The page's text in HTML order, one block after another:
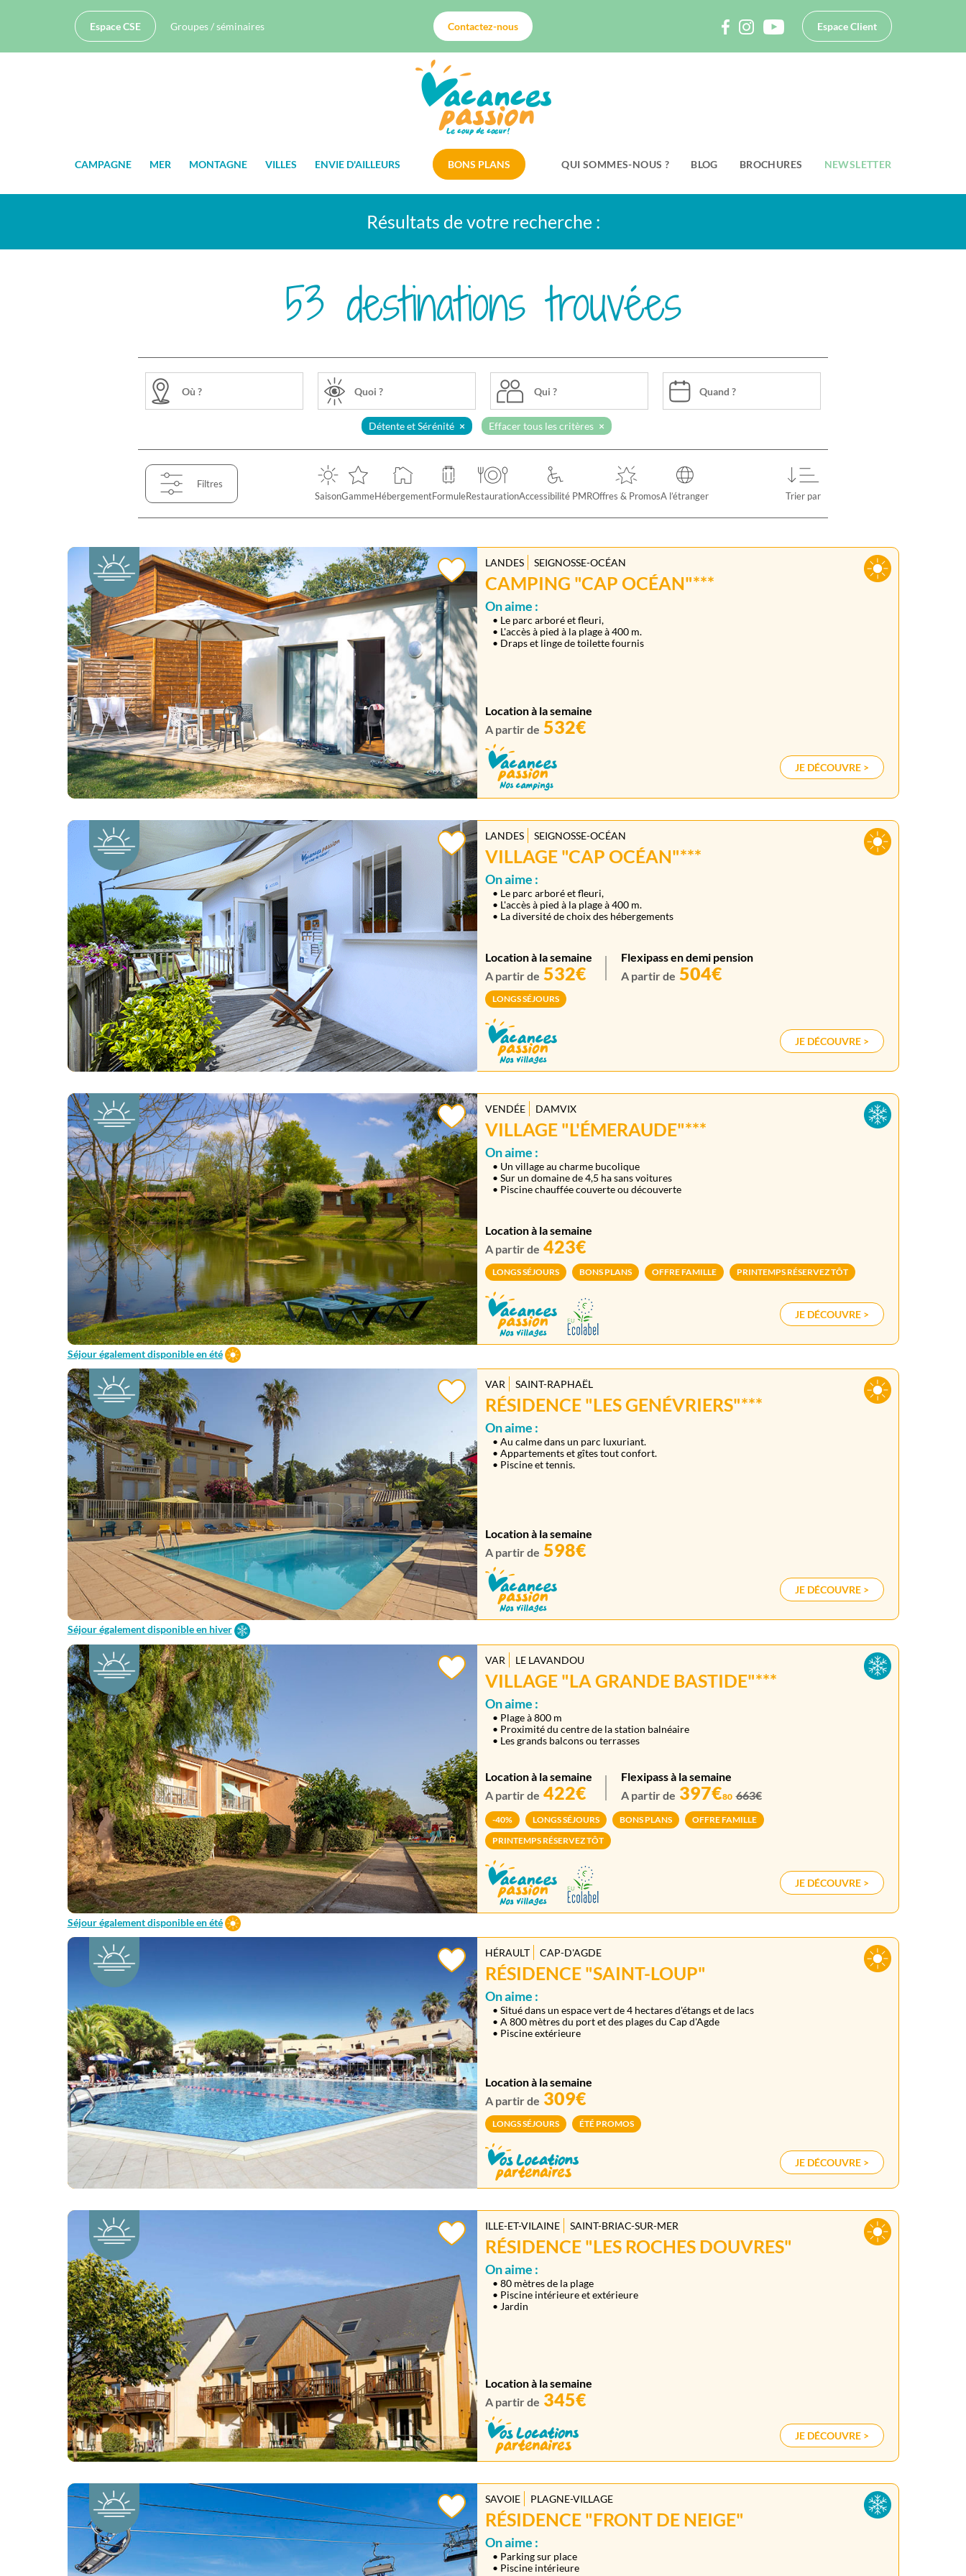
Espace CSE Groupes / séminaires Contactez-nous Espace Client
CAMPAGNE MER MONTAGNE VILLES ENVIE D'AILLEURS BONS PLANS QUI SOMMES-NOUS ? BLOG BROCHURES NEWSLETTER
Résultats de votre recherche :
53 destinations trouvées
Qui ?
Détente et Sérénité Effacer tous les critères
Filtres
SaisonGammeHébergementFormuleRestaurationAccessibilité PMROffres & PromosA l’étranger Trier par
LANDES SEIGNOSSE-OCÉAN
CAMPING "CAP OCÉAN"***
On aime :
• Le parc arboré et fleuri,
• L'accès à pied à la plage à 400 m.
• Draps et linge de toilette fournis
Location à la semaine
A partir de 532€
JE DÉCOUVRE >
LANDES SEIGNOSSE-OCÉAN
VILLAGE "CAP OCÉAN"***
On aime :
• Le parc arboré et fleuri,
• L'accès à pied à la plage à 400 m.
• La diversité de choix des hébergements
Location à la semaine
A partir de 532€
Flexipass en demi pension
A partir de 504€
LONGS SÉJOURS
JE DÉCOUVRE >
VENDÉE DAMVIX
VILLAGE "L'ÉMERAUDE"***
On aime :
• Un village au charme bucolique
• Sur un domaine de 4,5 ha sans voitures
• Piscine chauffée couverte ou découverte
Location à la semaine
A partir de 423€
LONGS SÉJOURS BONS PLANS OFFRE FAMILLE PRINTEMPS RÉSERVEZ TÔT
JE DÉCOUVRE >
Séjour également disponible en été
VAR SAINT-RAPHAËL
RÉSIDENCE "LES GENÉVRIERS"***
On aime :
• Au calme dans un parc luxuriant.
• Appartements et gîtes tout confort.
• Piscine et tennis.
Location à la semaine
A partir de 598€
JE DÉCOUVRE >
Séjour également disponible en hiver
VAR LE LAVANDOU
VILLAGE "LA GRANDE BASTIDE"***
On aime :
• Plage à 800 m
• Proximité du centre de la station balnéaire
• Les grands balcons ou terrasses
Location à la semaine
A partir de 422€
Flexipass à la semaine
A partir de 397€80 663€
-40% LONGS SÉJOURS BONS PLANS
OFFRE FAMILLE
PRINTEMPS RÉSERVEZ TÔT
JE DÉCOUVRE >
Séjour également disponible en été
HÉRAULT CAP-D'AGDE
RÉSIDENCE "SAINT-LOUP"
On aime :
• Situé dans un espace vert de 4 hectares d'étangs et de lacs
• A 800 mètres du port et des plages du Cap d'Agde
• Piscine extérieure
Location à la semaine
A partir de 309€
LONGS SÉJOURS ÉTÉ PROMOS
JE DÉCOUVRE >
ILLE-ET-VILAINE SAINT-BRIAC-SUR-MER
RÉSIDENCE "LES ROCHES DOUVRES"
On aime :
• 80 mètres de la plage
• Piscine intérieure et extérieure
• Jardin
Location à la semaine
A partir de 345€
JE DÉCOUVRE >
SAVOIE PLAGNE-VILLAGE
RÉSIDENCE "FRONT DE NEIGE"
On aime :
• Parking sur place
• Piscine intérieure